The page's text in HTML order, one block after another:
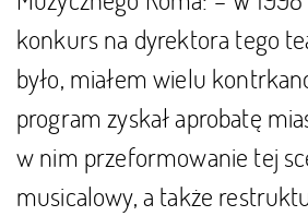
konkurs na dyrektora tego
było, miałem wielu
program zyskał aprobatę
w nim przeformowanie tej
musicalowy, a także